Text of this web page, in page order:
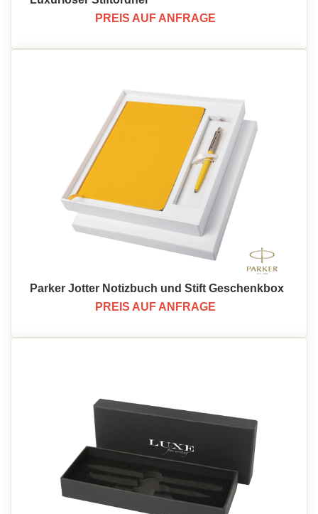
PREIS AUF ANFRAGE
Parker Jotter Notizbuch und Stift Geschenkbox
PREIS AUF ANFRAGE